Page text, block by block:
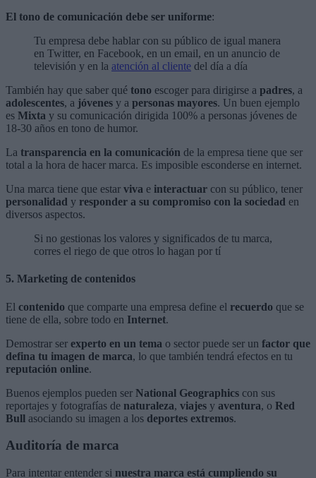
El tono de comunicación debe ser uniforme:
Tu empresa debe hablar con su público de igual manera
en Twitter, en Facebook, en un email, en un anuncio de
televisión y en la atención al cliente del día a día
También hay que saber qué tono escoger para dirigirse a padres, a
adolescentes, a jóvenes y a personas mayores. Un buen ejemplo
es Mixta y su comunicación dirigida 100% a personas jóvenes de
18-30 años en tono de humor.
La transparencia en la comunicación de la empresa tiene que ser
total a la hora de hacer marca. Es imposible esconderse en internet.
Una marca tiene que estar viva e interactuar con su público, tener
personalidad y responder a su compromiso con la sociedad en
diversos aspectos.
Si no gestionas los valores y significados de tu marca,
corres el riego de que otros lo hagan por tí
5. Marketing de contenidos
El contenido que comparte una empresa define el recuerdo que se
tiene de ella, sobre todo en Internet.
Demostrar ser experto en un tema o sector puede ser un factor que
defina tu imagen de marca, lo que también tendrá efectos en tu
reputación online.
Buenos ejemplos pueden ser National Geographics con sus
reportajes y fotografías de naturaleza, viajes y aventura, o Red
Bull asociando su imagen a los deportes extremos.
Auditoría de marca
Para intentar entender si nuestra marca está cumpliendo su